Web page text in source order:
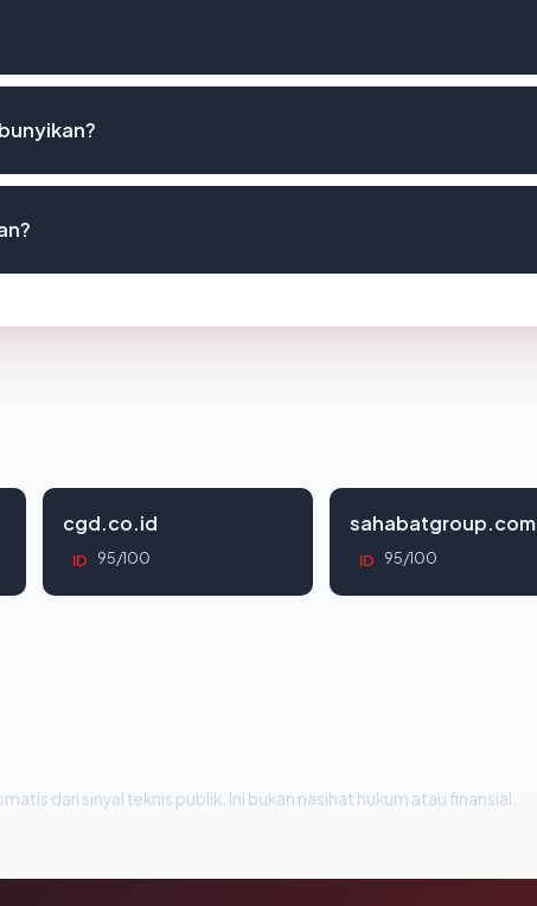
cgd.co.id
ID 95/100
sahabatgroup.com
ID 95/100
dari sinyal teknis publik. Ini bukan nasihat hukum atau finansial.